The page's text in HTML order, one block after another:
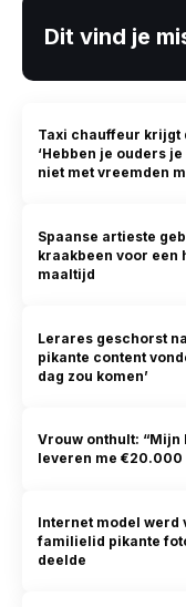
Dit vind je
Taxi chauffeur krijgt
‘Hebben je ouders
niet met vreemden
Spaanse artieste
kraakbeen voor een
maaltijd
Lerares geschorst
pikante content
dag zou komen’
Vrouw onthult:
leveren me €20.000
Internet model werd
familielid pikante
deelde